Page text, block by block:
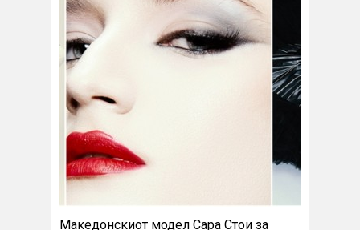
Македонскиот модел Сара Стои за